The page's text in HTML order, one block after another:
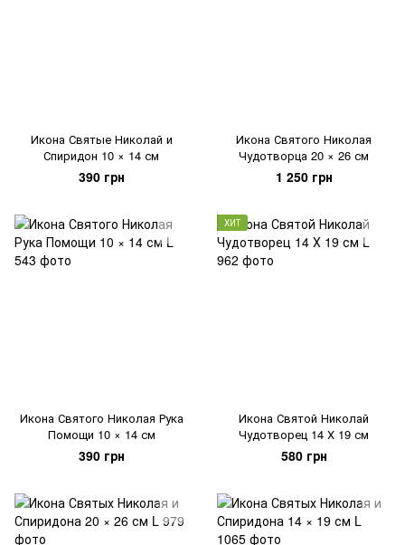
Икона Святые Николай и
Спиридон 10 × 14 см
390 грн
Икона Святого Николая
Чудотворца 20 × 26 см
1 250 грн
Икона Святого Николая Рука
Помощи 10 × 14 см
390 грн
ХИТ
Икона Святой Николай
Чудотворец 14 Х 19 см
580 грн